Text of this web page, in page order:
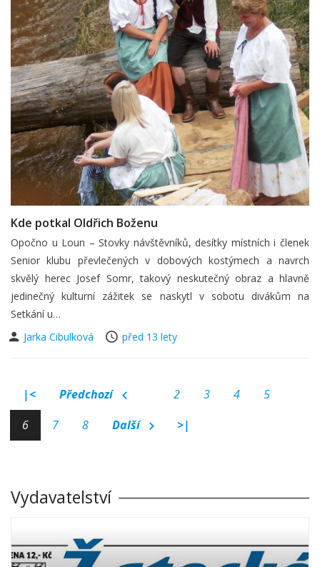
Kde potkal Oldřich Boženu
Opočno u Loun – Stovky návštěvníků, desítky místních i členek
Senior klubu převlečených v dobových kostýmech a navrch
skvělý herec Josef Somr, takový neskutečný obraz a hlavně
jedinečný kulturní zážitek se naskytl v sobotu divákům na
Setkání u…
Jarka Cibulková
před 13 lety
|< Předchozí 2 3 4
5
6
7 8 Další >|
Vydavatelství